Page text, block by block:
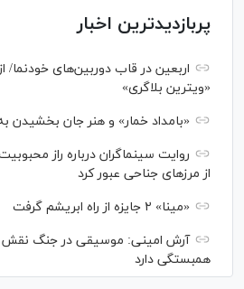
پربازدیدترین اخبار
اربعین در قاب دوربین‌های خودنما/
«ویترین بلاگری»
«بامداد خمار» و هنر جان بخشیدن
روایت سینماگران درباره راز
از مرزهای جناحی عبور کرد
«مینا» ۲ جایزه از راه ابریشم گرفت
آرش امینی: موسیقی در جنگ نقش
همبستگی دارد